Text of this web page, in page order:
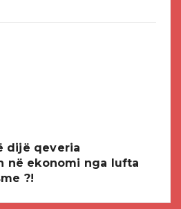
dijë qeveria
në ekonomi nga lufta
?!